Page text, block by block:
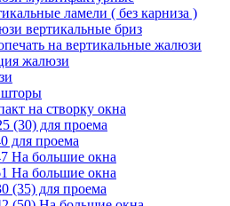
ламели ( без карниза )
вертикальные бриз
на вертикальные жалюзи
жалюзи
на створку окна
(30) для проема
для проема
На большие окна
На большие окна
(35) для проема